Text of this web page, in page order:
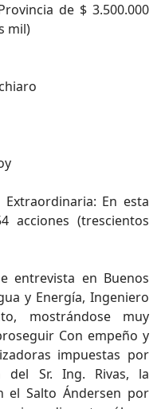
de $ 3.500.000
mil)
Extraordinaria: En esta
acciones (trescientos
entrevista en Buenos
y Energía, Ingeniero
mostrándose muy
Con empeño y
impuestas por
del Sr. Ing. Rivas, la
el Salto Ándersen por